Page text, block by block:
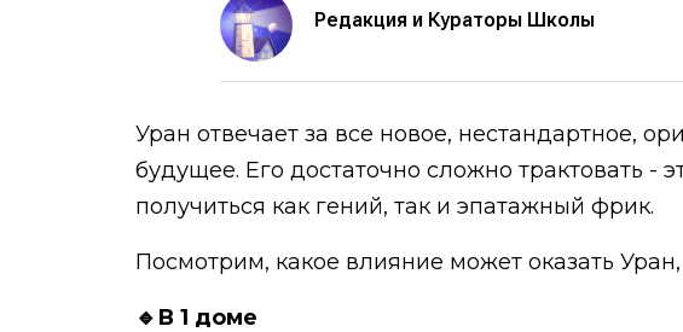
Редакция и Кураторы Школы
Уран отвечает за все новое, нестандартное,
будущее. Его достаточно сложно трактовать
получиться как гений, так и эпатажный фрик.
Посмотрим, какое влияние может оказать
🔹В 1 доме